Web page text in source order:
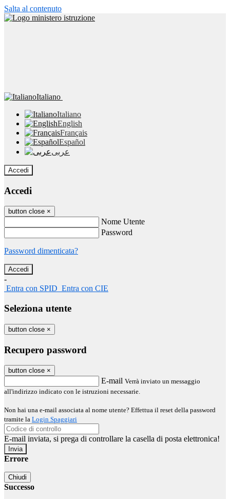
Salta al contenuto
Italiano
Italiano
English
Français
Español
عربى
Accedi
Accedi
button close ×
Nome Utente
Password
Password dimenticata?
-
Entra con SPID Entra con CIE
Seleziona utente
button close ×
Recupero password
button close ×
E-mail Verrà inviato un messaggio
all'indirizzo indicato con le istruzioni necessarie.
Non hai una e-mail associata al nome utente? Effettua il reset della password
tramite la Login Spaggiari
E-mail inviata, si prega di controllare la casella di posta elettronica!
Errore
Chiudi
Successo